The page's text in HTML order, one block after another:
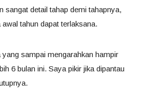
sangat detail tahap demi tahapnya,
tahun dapat terlaksana.
sampai mengarahkan hampir
6 bulan ini. Saya pikir jika dipantau